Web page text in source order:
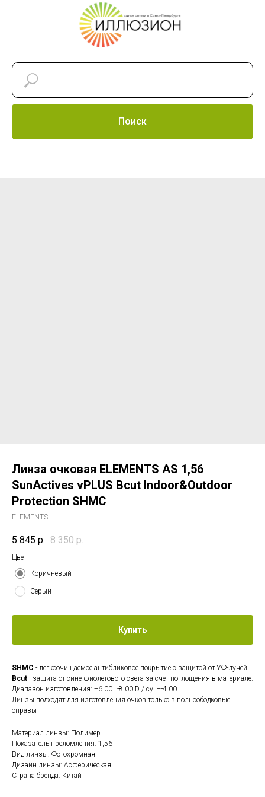
Поиск
Линза очковая ELEMENTS AS 1,56
SunActives vPLUS Bcut Indoor&Outdoor
Protection SHMC
ELEMENTS
5 845 р. 8 350 р.
Цвет
Коричневый
Серый
Купить
SHMC - легкоочищаемое антибликовое покрытие с защитой от УФ-лучей.
Bcut - защита от сине-фиолетового света за счет поглощения в материале.
Диапазон изготовления: +6.00…-8.00 D / cyl +-4.00
Линзы подходят для изготовления очков только в полноободковые
оправы
Материал линзы: Полимер
Показатель преломления: 1,56
Вид линзы: Фотохромная
Дизайн линзы: Асферическая
Страна бренда: Китай